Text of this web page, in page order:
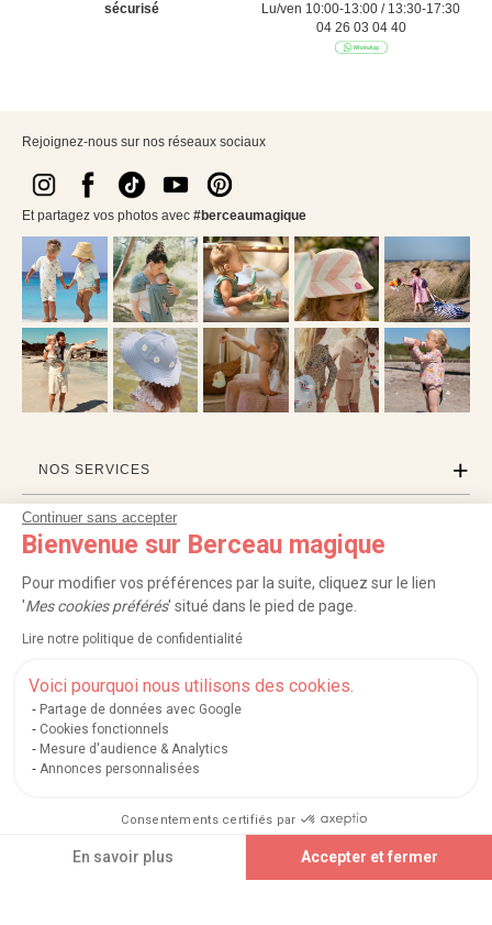
Continuer sans accepter
Bienvenue sur Berceau magique
Pour modifier vos préférences par la suite, cliquez sur le lien
'Mes cookies préférés' situé dans le pied de page.
Lire notre politique de confidentialité
Voici pourquoi nous utilisons des cookies.
Partage de données avec Google
Cookies fonctionnels
Mesure d'audience & Analytics
Annonces personnalisées
Consentements certifiés par
En savoir plus Accepter et fermer
sécurisé
Lu/ven 10:00-13:00 / 13:30-17:30
04 26 03 04 40
Rejoignez-nous sur nos réseaux sociaux
Et partagez vos photos avec #berceaumagique
NOS SERVICES
INFORMATIONS
PROFESSIONNELS
Carte cadeau |Retour 100 jours|Moyens de paiement
Service après-vente| FAQ|Rappels de produits
Nos moyens de paiement sécurisés